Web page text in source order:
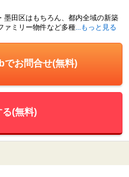
墨田区はもちろん、都内全域の新築
ァミリー物件など多種 ...もっと見る
でお問合せ(無料)
(無料)